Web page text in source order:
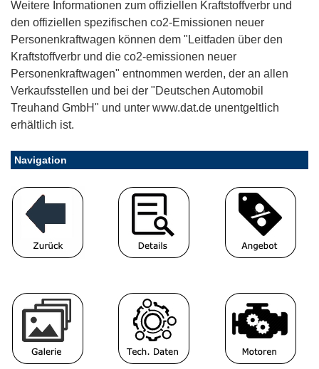
Weitere Informationen zum offiziellen Kraftstoffverbr und
den offiziellen spezifischen co2-Emissionen neuer
Personenkraftwagen können dem "Leitfaden über den
Kraftstoffverbr und die co2-emissionen neuer
Personenkraftwagen" entnommen werden, der an allen
Verkaufsstellen und bei der "Deutschen Automobil
Treuhand GmbH" und unter www.dat.de unentgeltlich
erhältlich ist.
Navigation